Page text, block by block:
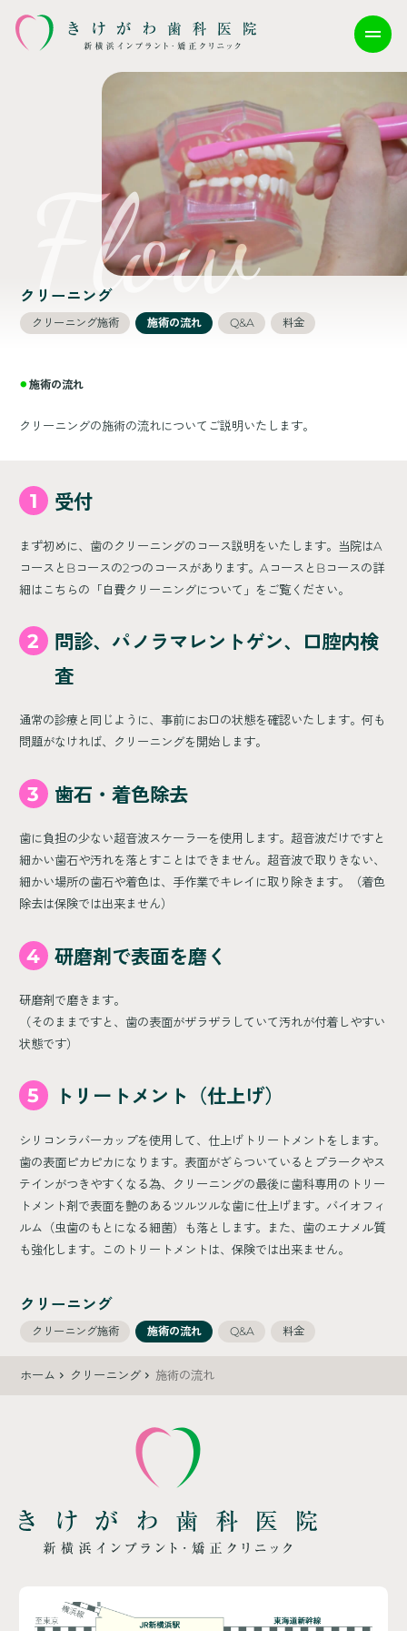
クリーニング
クリーニング施術 施術の流れ Q&A 料金
施術の流れ
クリーニングの施術の流れについてご説明いたします。
1 受付
まず初めに、歯のクリーニングのコース説明をいたします。当院はA
コースとBコースの2つのコースがあります。AコースとBコースの詳
細はこちらの「自費クリーニングについて」をご覧ください。
2
問診、パノラマレントゲン、口腔内検
査
通常の診療と同じように、事前にお口の状態を確認いたします。何も
問題がなければ、クリーニングを開始します。
3 歯石・着色除去
歯に負担の少ない超音波スケーラーを使用します。超音波だけですと
細かい歯石や汚れを落とすことはできません。超音波で取りきない、
細かい場所の歯石や着色は、手作業でキレイに取り除きます。（着色
除去は保険では出来ません）
4 研磨剤で表面を磨く
研磨剤で磨きます。
（そのままですと、歯の表面がザラザラしていて汚れが付着しやすい
状態です）
5 トリートメント（仕上げ）
シリコンラバーカップを使用して、仕上げトリートメントをします。
歯の表面ピカピカになります。表面がざらついているとプラークやス
テインがつきやすくなる為、クリーニングの最後に歯科専用のトリー
トメント剤で表面を艶のあるツルツルな歯に仕上げます。バイオフィ
ルム（虫歯のもとになる細菌）も落とします。また、歯のエナメル質
も強化します。このトリートメントは、保険では出来ません。
クリーニング
クリーニング施術 施術の流れ Q&A 料金
ホーム クリーニング 施術の流れ